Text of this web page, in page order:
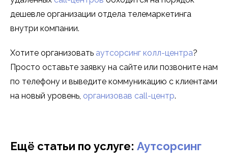
дешевле организации отдела телемаркетинга
внутри компании.
Хотите организовать аутсорсинг колл-центра?
Просто оставьте заявку на сайте или позвоните нам
по телефону и выведите коммуникацию с клиентами
на новый уровень, организовав call-центр.
Ещё статьи по услуге: Аутсорсинг